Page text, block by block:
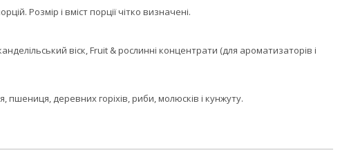
Розмір і вміст порції чітко визначені.
віск, Fruit & рослинні концентрати (для ароматизаторів і
пшениця, деревних горіхів, риби, молюсків і кунжуту.